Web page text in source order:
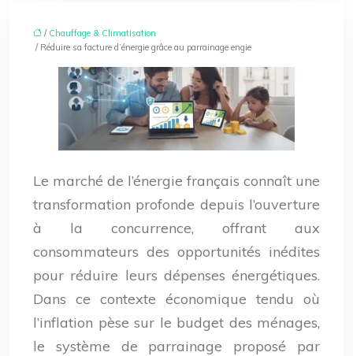
/ Chauffage & Climatisation
/ Réduire sa facture d’énergie grâce au parrainage engie
Le marché de l’énergie français connaît une
transformation profonde depuis l’ouverture
à la concurrence, offrant aux
consommateurs des opportunités inédites
pour réduire leurs dépenses énergétiques.
Dans ce contexte économique tendu où
l’inflation pèse sur le budget des ménages,
le système de parrainage proposé par